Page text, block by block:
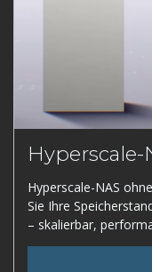
Hyperscale-NAS
Sie Ihre
– skalierbar,